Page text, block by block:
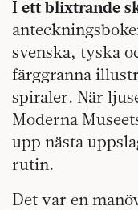
I ett blixtrande
svenska, tyska
färggranna
spiraler. När
Moderna
upp nästa
rutin.
Det var en